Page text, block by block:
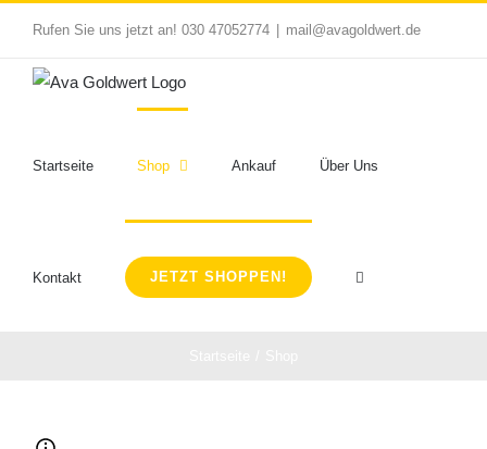
springen
Rufen Sie uns jetzt an! 030 47052774 mail@avagoldwert.de
Startseite Shop Ankauf Über Uns
Kontakt JETZT SHOPPEN!